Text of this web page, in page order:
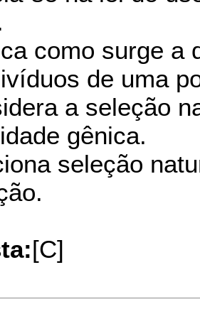
como surge a
de uma
a seleção
gênica.
seleção
[C]